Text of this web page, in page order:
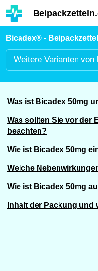
Hauptinhalt
Bicadex® - Beipackzettel
Weitere Varianten von
Was ist Bicadex 50mg
Was sollten Sie vor der
beachten?
Wie ist Bicadex 50mg
Welche
Wie ist Bicadex 50mg
Inhalt der Packung und